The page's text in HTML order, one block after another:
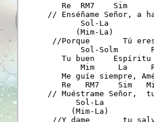
Re  RM7    Sim
// Enséñame Señor, a
Sol-La
(Mim-La)
//Porque       Tú
Sol-Solm
    Tu buen    Espíritu
Mim     La
Me guíe siempre,
Re   RM7    Sim
// Muéstrame Señor,
Sol-La
(Mim-La)
//Y dame       tu